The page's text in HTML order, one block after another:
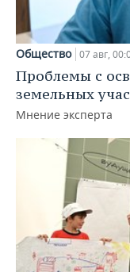
Общество 07 авг,
Проблемы с
земельных
Мнение эксперта